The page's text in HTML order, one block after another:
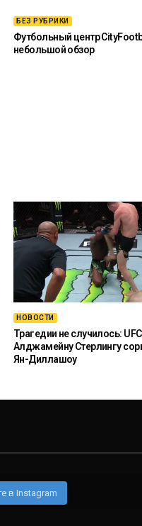
БЕЗ РУБРИКИ
Футбольный центр
небольшой обзор
НОВОСТИ
Трагедии не случилось:
Алджамейну Стерлингу
Ян-Диллашоу
в Instagram